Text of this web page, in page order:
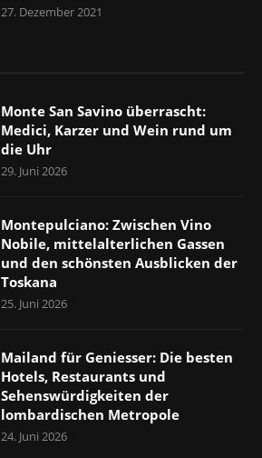
27. Dezember 2021
Monte San Savino überrascht:
Medici, Karzer und Wein rund um
die Uhr
29. Juni 2026
Montepulciano: Zwischen Vino
Nobile, mittelalterlichen Gassen
und den schönsten Ausblicken der
Toskana
25. Juni 2026
Mailand für Geniesser: Die besten
Hotels, Restaurants und
Sehenswürdigkeiten der
lombardischen Metropole
24. Juni 2026